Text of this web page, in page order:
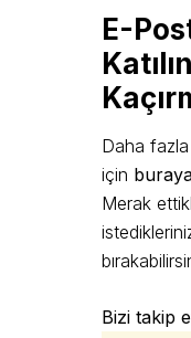
E-
Daha fazla
için
Merak
Bizi takip